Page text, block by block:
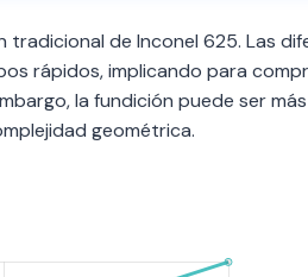
de Inconel 625. Las
rápidos, implicando para
la fundición puede ser más
geométrica.